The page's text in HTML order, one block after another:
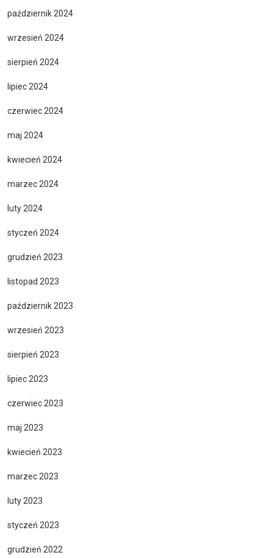
październik 2024
wrzesień 2024
sierpień 2024
lipiec 2024
czerwiec 2024
maj 2024
kwiecień 2024
marzec 2024
luty 2024
styczeń 2024
grudzień 2023
listopad 2023
październik 2023
wrzesień 2023
sierpień 2023
lipiec 2023
czerwiec 2023
maj 2023
kwiecień 2023
marzec 2023
luty 2023
styczeń 2023
grudzień 2022